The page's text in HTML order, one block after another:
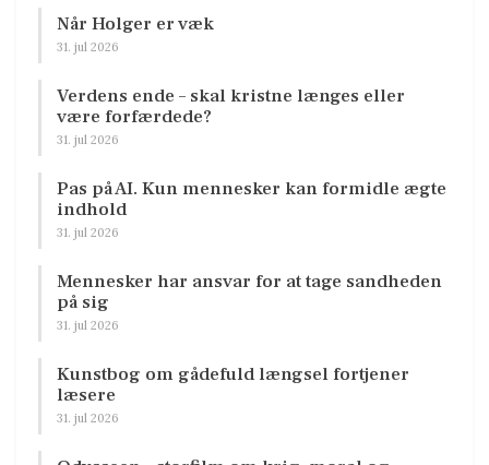
Når Holger er væk
31. jul 2026
Verdens ende – skal kristne længes eller
være forfærdede?
31. jul 2026
Pas på AI. Kun mennesker kan formidle ægte
indhold
31. jul 2026
Mennesker har ansvar for at tage sandheden
på sig
31. jul 2026
Kunstbog om gådefuld længsel fortjener
læsere
31. jul 2026